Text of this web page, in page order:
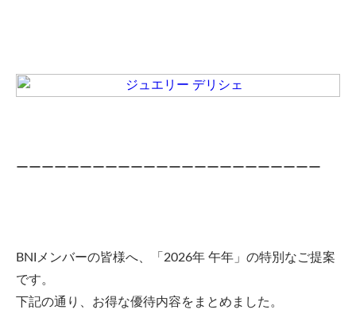
ーーーーーーーーーーーーーーーーーーーーーーーー
BNIメンバーの皆様へ、「2026年 午年」の特別なご提案
です。
下記の通り、お得な優待内容をまとめました。